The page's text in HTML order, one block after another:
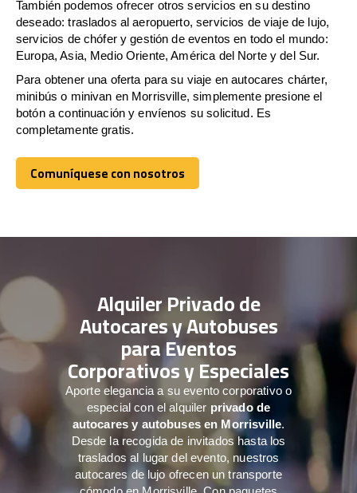
También podemos ofrecer otros servicios en su destino
deseado: traslados al aeropuerto, servicios de viaje de lujo,
servicios de chófer y gestión de eventos en todo el mundo:
Europa, Asia, Medio Oriente, América del Norte y del Sur.
Para obtener una oferta para su viaje en autocares chárter,
minibús o minivan en Morrisville, simplemente presione el
botón a continuación y envíenos su solicitud. Es
completamente gratis.
Comuníquese con nosotros
Comuníquese con nosotros
Alquiler Privado de
Autocares y Autobuses
para Eventos
Corporativos y Especiales
Aporte elegancia a su evento corporativo o
especial con el alquiler privado de
autocares y autobuses en Morrisville.
Desde la recogida de invitados hasta los
traslados al lugar del evento, nuestros
autocares de lujo ofrecen un transporte